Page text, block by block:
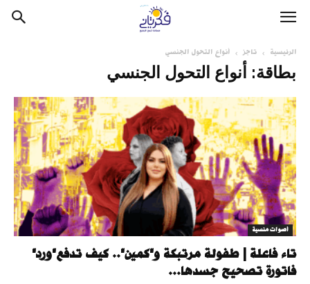
الرئيسية تاجز أنواع التحول الجنسي
بطاقة: أنواع التحول الجنسي
أصوات منسية
تاء فاعلة | طفولة مرتبكة و"كمين".. كيف تدفع"ورد"
فاتورة تصحيح جسدها...